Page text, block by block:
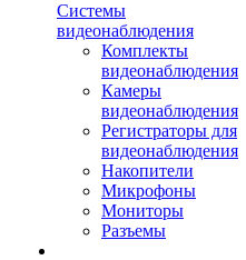
Системы
видеонаблюдения
Комплекты
видеонаблюдения
Камеры
видеонаблюдения
Регистраторы для
видеонаблюдения
Накопители
Микрофоны
Мониторы
Разъемы